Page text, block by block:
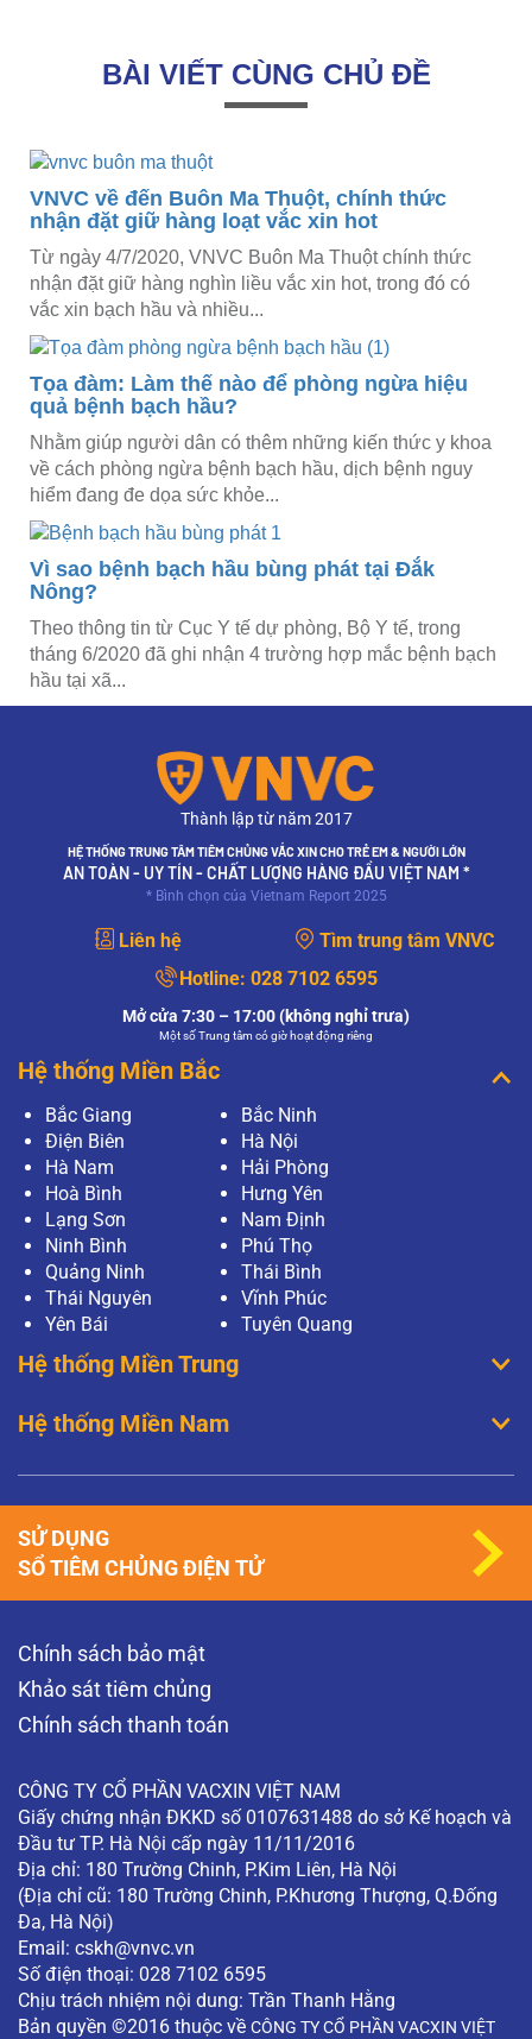
BÀI VIẾT CÙNG CHỦ ĐỀ
VNVC về đến Buôn Ma Thuột, chính thức
nhận đặt giữ hàng loạt vắc xin hot
Từ ngày 4/7/2020, VNVC Buôn Ma Thuột chính thức
nhận đặt giữ hàng nghìn liều vắc xin hot, trong đó có
vắc xin bạch hầu và nhiều...
Tọa đàm: Làm thế nào để phòng ngừa hiệu
quả bệnh bạch hầu?
Nhằm giúp người dân có thêm những kiến thức y khoa
về cách phòng ngừa bệnh bạch hầu, dịch bệnh nguy
hiểm đang đe dọa sức khỏe...
Vì sao bệnh bạch hầu bùng phát tại Đắk
Nông?
Theo thông tin từ Cục Y tế dự phòng, Bộ Y tế, trong
tháng 6/2020 đã ghi nhận 4 trường hợp mắc bệnh bạch
hầu tại xã...
Thành lập từ năm 2017
HỆ THỐNG TRUNG TÂM TIÊM CHỦNG VẮC XIN CHO TRẺ EM & NGƯỜI LỚN
AN TOÀN - UY TÍN - CHẤT LƯỢNG HÀNG ĐẦU VIỆT NAM *
* Bình chọn của Vietnam Report 2025
Liên hệ
Tìm trung tâm VNVC
Hotline: 028 7102 6595
Mở cửa 7:30 – 17:00 (không nghỉ trưa)
Một số Trung tâm có giờ hoạt động riêng
Hệ thống Miền Bắc
Bắc Giang
Bắc Ninh
Điện Biên
Hà Nội
Hà Nam
Hải Phòng
Hoà Bình
Hưng Yên
Lạng Sơn
Nam Định
Ninh Bình
Phú Thọ
Quảng Ninh
Thái Bình
Thái Nguyên
Vĩnh Phúc
Yên Bái
Tuyên Quang
Hệ thống Miền Trung
Hệ thống Miền Nam
Chính sách bảo mật
Khảo sát tiêm chủng
Chính sách thanh toán
CÔNG TY CỔ PHẦN VACXIN VIỆT NAM
Giấy chứng nhận ĐKKD số 0107631488 do sở Kế hoạch và
Đầu tư TP. Hà Nội cấp ngày 11/11/2016
Địa chỉ: 180 Trường Chinh, P.Kim Liên, Hà Nội
(Địa chỉ cũ: 180 Trường Chinh, P.Khương Thượng, Q.Đống
Đa, Hà Nội)
Email: cskh@vnvc.vn
Số điện thoại: 028 7102 6595
Chịu trách nhiệm nội dung: Trần Thanh Hằng
Bản quyền ©2016 thuộc về CÔNG TY CỔ PHẦN VACXIN VIỆT
SỬ DỤNG
SỔ TIÊM CHỦNG ĐIỆN TỬ